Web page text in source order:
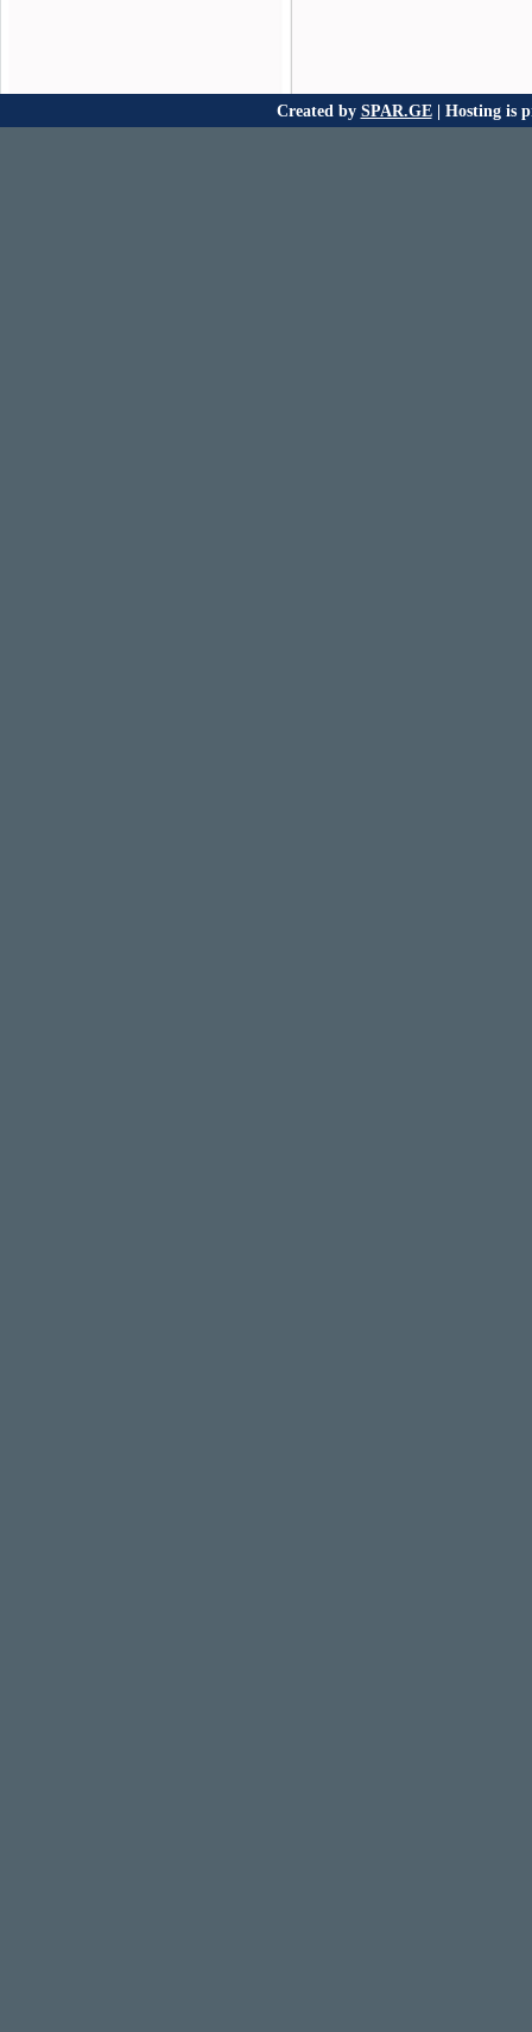
Created by SPAR.GE| Hosting is